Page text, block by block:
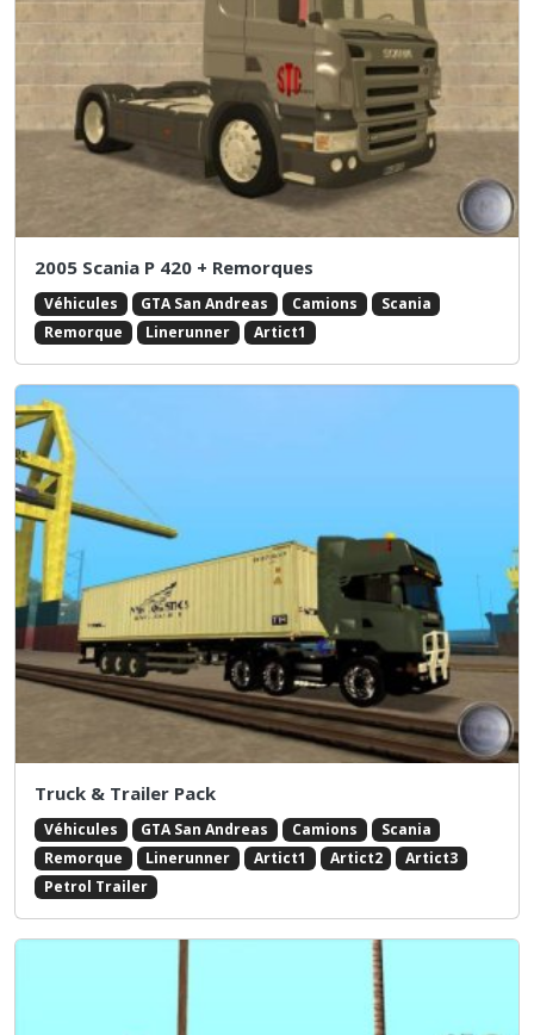
2005 Scania P 420 + Remorques
Véhicules GTA San Andreas Camions
Scania
Remorque
Linerunner Artict1
Truck & Trailer Pack
Véhicules GTA San Andreas Camions
Scania
Remorque
Linerunner Artict1 Artict2
Artict3
Petrol Trailer